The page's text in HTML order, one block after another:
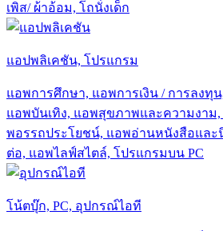
เพิส/ ผ้าอ้อม, โถนั่งเด็ก
แอปพลิเคชัน, โปรแกรม
แอพการศึกษา, แอพการเงิน / การลงทุ
แอพบันเทิง, แอพสุขภาพและความงาม
พอรรถประโยชน์, แอพอ่านหนังสือและ
ต่อ, แอพไลฟ์สไตล์, โปรแกรมบน PC
โน้ตบุ๊ก, PC, อุปกรณ์ไอที